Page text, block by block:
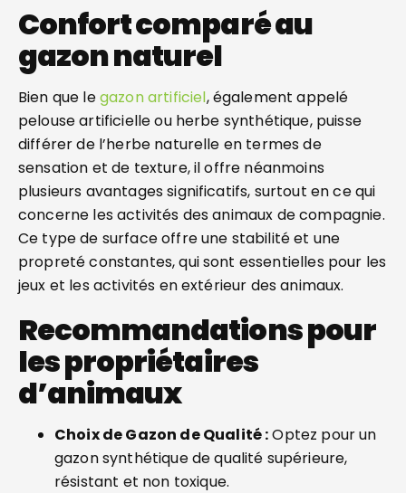
Confort comparé au
gazon naturel
Bien que legazon artificiel, également appelé
pelouse artificielle ou herbe synthétique, puisse
différer de l’herbe naturelle en termes de
sensation et de texture, il offre néanmoins
plusieurs avantages significatifs, surtout en ce qui
concerne les activités des animaux de compagnie.
Ce type de surface offre une stabilité et une
propreté constantes, qui sont essentielles pour les
jeux et les activités en extérieur des animaux.
Recommandations pour
les propriétaires
d’animaux
Choix de Gazon de Qualité :Optez pour un
gazon synthétique de qualité supérieure,
résistant et non toxique.